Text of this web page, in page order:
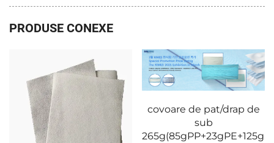
PRODUSE CONEXE
covoare de pat/drap de
265g(85gPP+23gPE+125gSAP+30gPP)2
covoare de pat/